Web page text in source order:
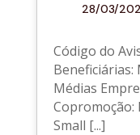
28/03/
Código do
Beneficiárias:
Médias
Copromoção:
Small [...]